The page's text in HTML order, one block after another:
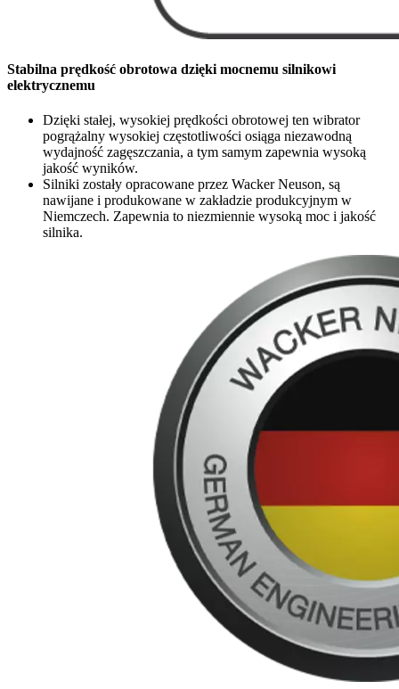
Stabilna prędkość obrotowa dzięki mocnemu silnikowi
elektrycznemu
Dzięki stałej, wysokiej prędkości obrotowej ten wibrator
pogrążalny wysokiej częstotliwości osiąga niezawodną
wydajność zagęszczania, a tym samym zapewnia wysoką
jakość wyników.
Silniki zostały opracowane przez Wacker Neuson, są
nawijane i produkowane w zakładzie produkcyjnym w
Niemczech. Zapewnia to niezmiennie wysoką moc i jakość
silnika.